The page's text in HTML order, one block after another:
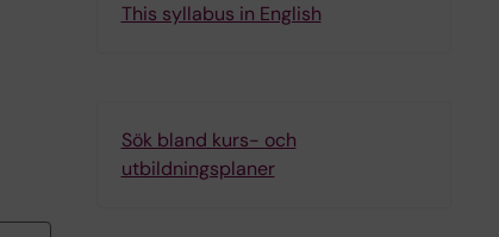
This syllabus in English
Sök bland kurs- och
utbildningsplaner